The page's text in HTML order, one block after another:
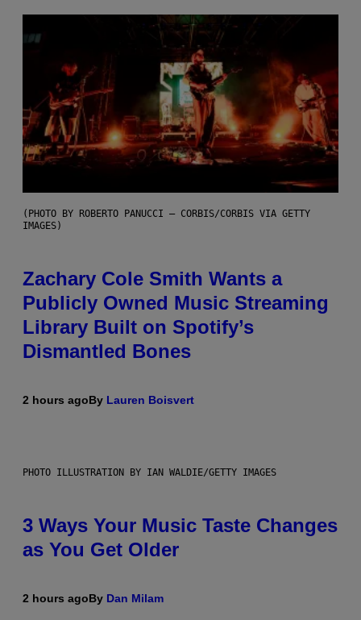
(PHOTO BY ROBERTO PANUCCI – CORBIS/CORBIS VIA GETTY
IMAGES)
Zachary Cole Smith Wants a
Publicly Owned Music Streaming
Library Built on Spotify’s
Dismantled Bones
2 hours agoBy Lauren Boisvert
PHOTO ILLUSTRATION BY IAN WALDIE/GETTY IMAGES
3 Ways Your Music Taste Changes
as You Get Older
2 hours agoBy Dan Milam